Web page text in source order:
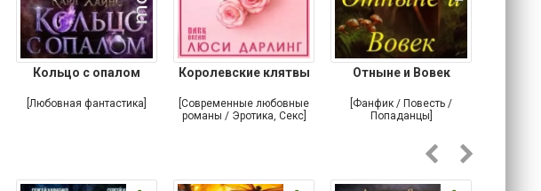
Кольцо с опалом
[Любовная фантастика]
Королевские клятвы
[Современные любовные
романы / Эротика, Секс]
Отныне и Вовек
[Фанфик / Повесть /
Попаданцы]